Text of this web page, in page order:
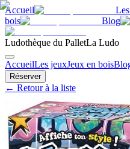
Accueil
bois
Blog
Ludothèque du PalletLa Ludo
AccueilLes jeuxJeux en bois
Réserver
← Retour à la liste